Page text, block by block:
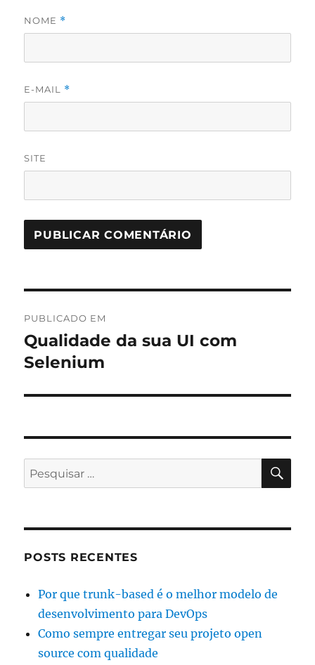
NOME *
E-MAIL *
SITE
de
Post
PUBLICADO EM
Qualidade da sua UI com
Selenium
Pesquisar
por:
POSTS RECENTES
Por que trunk-based é o melhor modelo de
desenvolvimento para DevOps
Como sempre entregar seu projeto open
source com qualidade